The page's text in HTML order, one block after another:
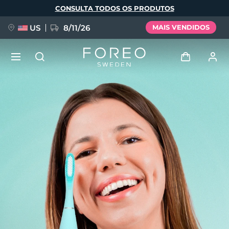
principal
CONSULTA TODOS OS PRODUTOS
US 8/11/26 MAIS VENDIDOS
Perfil de usuário
Meus aparelhos
Meus pedidos
Meus endereços
As minhas subscrições
NOVIDADE
FAQ™ Pure Beauty-Tech Elixir
BREAKING NEWS
issa™ Teeth Whitening Set
Deutsch
Español
Français
Italiano
Português
Svenska
Русский
简体中文 繁體中文